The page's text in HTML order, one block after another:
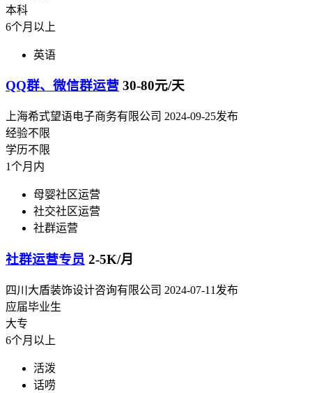
本科
6个月以上
英语
QQ群、微信群运营 30-80元/天
上海希式望语电子商务有限公司 2024-09-25发布
经验不限
学历不限
1个月内
母婴社区运营
社交社区运营
社群运营
社群运营专员 2-5K/月
四川大盾装饰设计咨询有限公司 2024-07-11发布
应届毕业生
大专
6个月以上
活泼
话唠